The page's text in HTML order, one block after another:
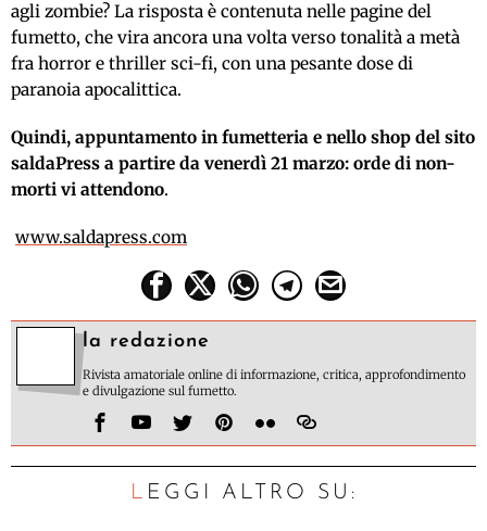
agli zombie? La risposta è contenuta nelle pagine del
fumetto, che vira ancora una volta verso tonalità a metà
fra horror e thriller sci-fi, con una pesante dose di
paranoia apocalittica.
Quindi, appuntamento in fumetteria e nello shop del sito
saldaPress a partire da venerdì 21 marzo: orde di non-
morti vi attendono.
www.saldapress.com
la redazione
Rivista amatoriale online di informazione, critica, approfondimento
e divulgazione sul fumetto.
LEGGI ALTRO SU: